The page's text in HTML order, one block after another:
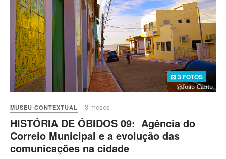
3 FOTOS
MUSEU CONTEXTUAL 3 meses
HISTÓRIA DE ÓBIDOS 09: Agência do
Correio Municipal e a evolução das
comunicações na cidade